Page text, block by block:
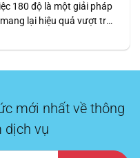
180 độ là một giải pháp
lại hiệu quả vượt trội
xoay 180 độ, máy giúp
mới nhất về thông
dịch vụ